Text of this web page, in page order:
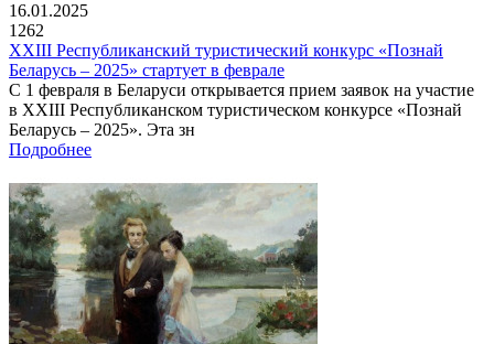
16.01.2025
1262
XXIII Республиканский туристический конкурс «Познай
Беларусь – 2025» стартует в феврале
С 1 февраля в Беларуси открывается прием заявок на участие
в XXIII Республиканском туристическом конкурсе «Познай
Беларусь – 2025». Эта зн
Подробнее